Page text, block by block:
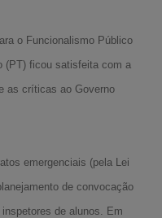
o Funcionalismo Público
(PT) ficou satisfeita com a
as críticas ao Governo
emergenciais (pela Lei
de convocação
de alunos. Em